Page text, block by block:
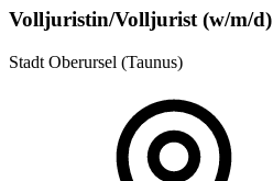
Volljuristin/Volljurist (w/m/d)
Stadt Oberursel (Taunus)